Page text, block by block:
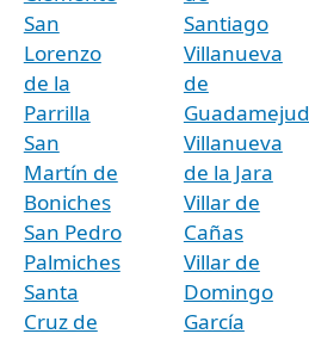
San
Lorenzo
de la
Parrilla
San
Martín de
Boniches
San Pedro
Palmiches
Santa
Cruz de
Santiago
Villanueva
de
Guadamejud
Villanueva
de la Jara
Villar de
Cañas
Villar de
Domingo
García